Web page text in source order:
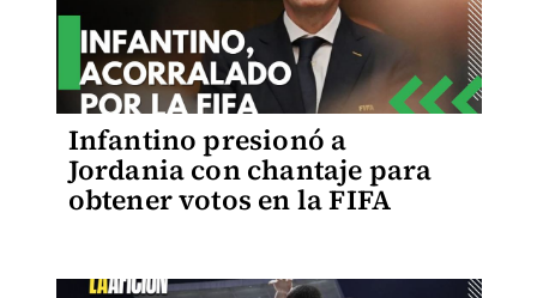
Infantino presionó a
Jordania con chantaje para
obtener votos en la FIFA